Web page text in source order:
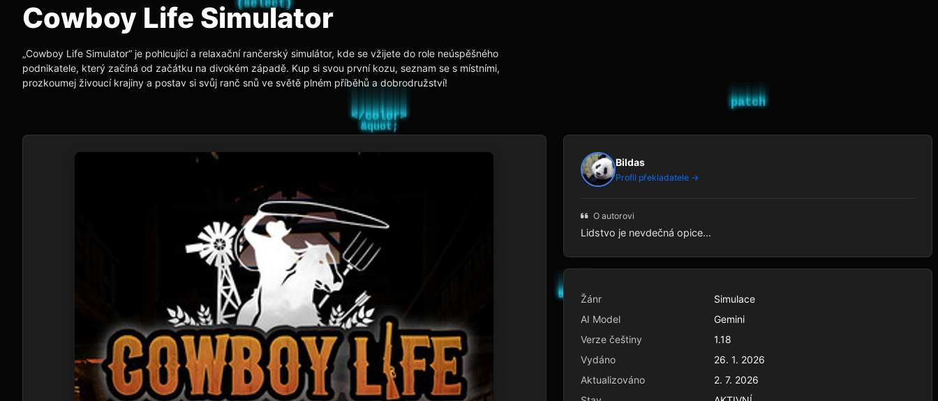
Cowboy Life Simulator
„Cowboy Life Simulator“ je pohlcující a relaxační rančerský simulátor, kde se vžijete do role neúspěšného
podnikatele, který začíná od začátku na divokém západě. Kup si svou první kozu, seznam se s místními,
prozkoumej živoucí krajiny a postav si svůj ranč snů ve světě plném příběhů a dobrodružství!
Bildas
Profil překladatele →
O autorovi
Lidstvo je nevdečná opice...
Žánr
Simulace
AI Model
Gemini
Verze češtiny
1.18
Vydáno
26. 1. 2026
Aktualizováno
2. 7. 2026